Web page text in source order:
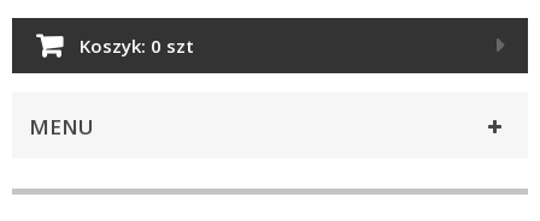
Koszyk: 0 szt
MENU